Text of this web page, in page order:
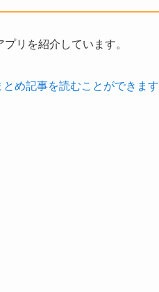
リを紹介しています。
め記事を読むことができます